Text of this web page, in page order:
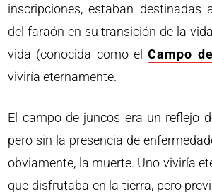
inscripciones, estaban destinadas
del faraón en su transición de la
vida (conocida como elCampo
viviría eternamente.
El campo de juncos era un reflejo
pero sin la presencia de
obviamente, la muerte. Uno viviría
que disfrutaba en la tierra, pero